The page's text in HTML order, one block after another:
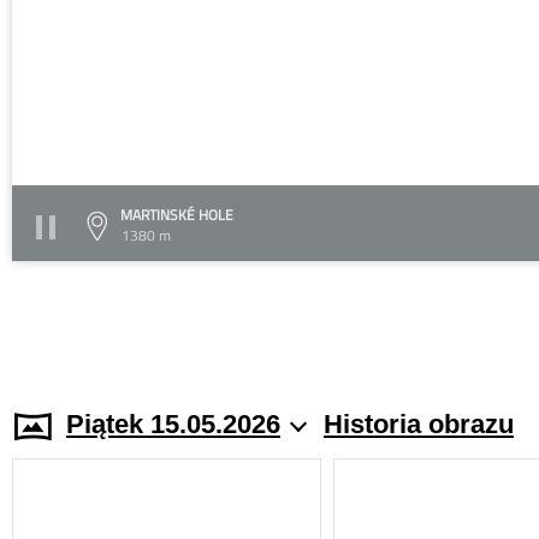
MARTINSKÉ HOLE
1380 m
Piątek 15.05.2026 Historia obrazu